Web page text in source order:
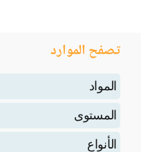
تصفح الموارد
المواد
المستوى
الأنواع